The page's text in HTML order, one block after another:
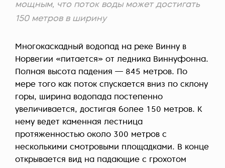
мощным, что поток воды может достигать
150 метров в ширину
Многокаскадный водопад на реке Винну в
Норвегии «питается» от ледника Виннуфонна.
Полная высота падения — 845 метров. По
мере того как поток спускается вниз по склону
горы, ширина водопада постепенно
увеличивается, достигая более 150 метров. К
нему ведет каменная лестница
протяженностью около 300 метров с
несколькими смотровыми площадками. В конце
открывается вид на падающие с грохотом